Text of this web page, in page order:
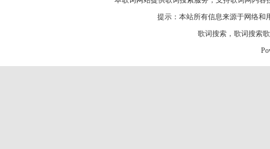
提示：本站所有信息来源于网络
歌词搜索 ， 歌词搜索